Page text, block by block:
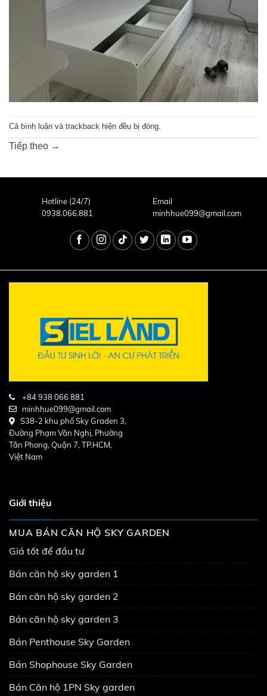
Cả bình luận và trackback hiện đều bị đóng.
Tiếp theo →
Hotline (24/7)
0938.066.881
Email
minhhue099@gmail.com
+84 938 066 881
minhhue099@gmail.com
S38-2 khu phố Sky Graden 3,
Đường Phạm Văn Nghị, Phường
Tân Phong, Quận 7, TP.HCM,
Việt Nam
Giới thiệu
MUA BÁN CĂN HỘ SKY GARDEN
Giá tốt để đầu tư
Bán căn hộ sky garden 1
Bán căn hộ sky garden 2
Bán căn hộ sky garden 3
Bán Penthouse Sky Garden
Bán Shophouse Sky Garden
Bán Căn hộ 1PN Sky garden